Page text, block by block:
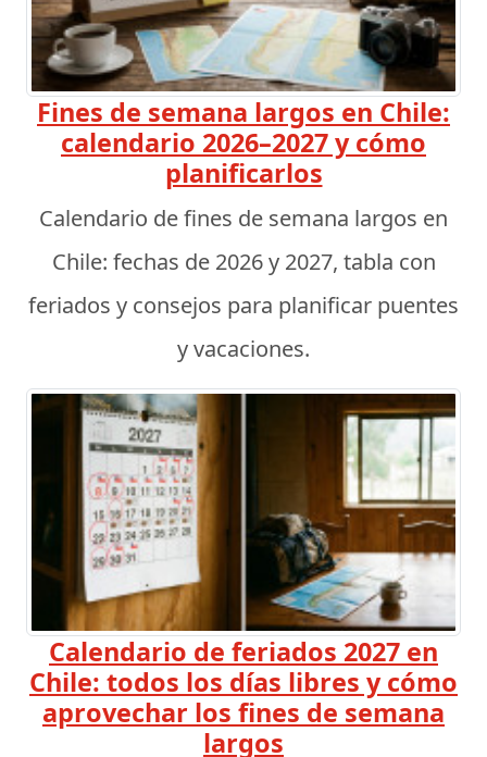
Fines de semana largos en Chile:
calendario 2026–2027 y cómo
planificarlos
Calendario de fines de semana largos en
Chile: fechas de 2026 y 2027, tabla con
feriados y consejos para planificar puentes
y vacaciones.
Calendario de feriados 2027 en
Chile: todos los días libres y cómo
aprovechar los fines de semana
largos